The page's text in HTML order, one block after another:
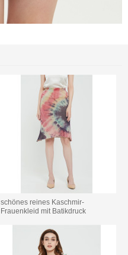
schönes reines Kaschmir-
Frauenkleid mit Batikdruck